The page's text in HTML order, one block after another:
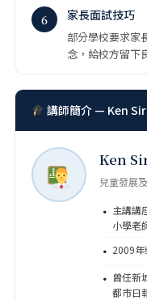
6 家長面試技巧
部分學校要求家
念，給校方留下
講師簡介 — Ken Sir
Ken
兒童發展
· 主講講
小學老
· 2009年
· 曾任新
都市日